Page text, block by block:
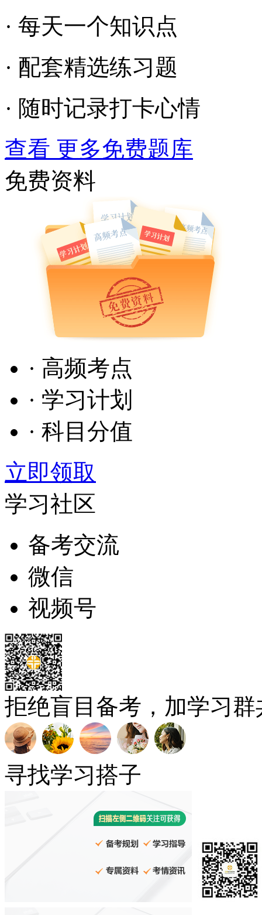
· 每天一个知识点
· 配套精选练习题
· 随时记录打卡心情
查看 更多免费题库
免费资料
· 高频考点
· 学习计划
· 科目分值
立即领取
学习社区
备考交流
微信
视频号
拒绝盲目备考，加学习
寻找学习搭子